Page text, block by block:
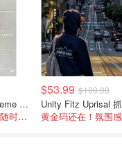
lululemon Softstreme 女士高腰短裤 10cm
不定时变回$19！随时点进来看
$53.99 $109.00